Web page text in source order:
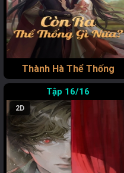
Thành Hà Thể Thống
16/16
2D